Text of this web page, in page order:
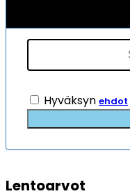
Hyväksyn ehdot
Lentoarvot